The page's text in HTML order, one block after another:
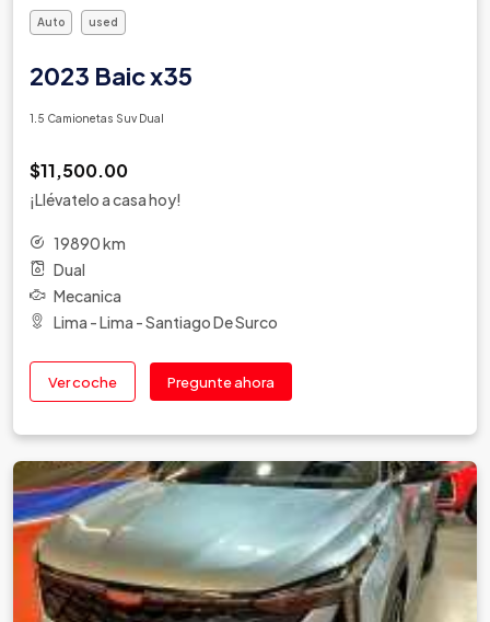
Auto used
2023 Baic x35
1.5 Camionetas Suv Dual
$11,500.00
¡Llévatelo a casa hoy!
19890 km
Dual
Mecanica
Lima - Lima - Santiago De Surco
Ver coche Pregunte ahora